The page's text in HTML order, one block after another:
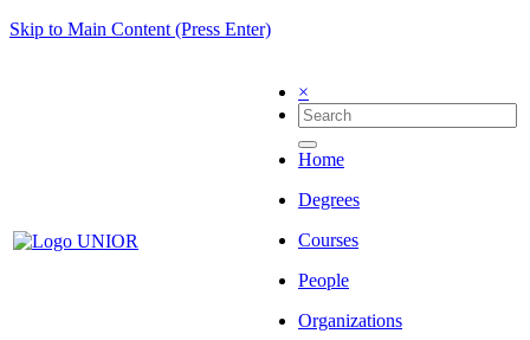
Skip to Main Content (Press Enter)
×
Home
Degrees
Courses
People
Organizations